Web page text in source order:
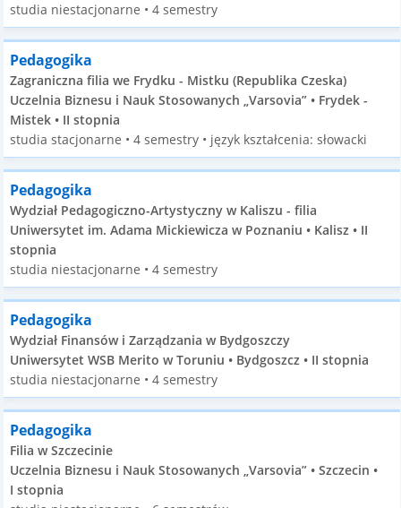
studia niestacjonarne • 4 semestry
Pedagogika
Zagraniczna filia we Frydku - Mistku (Republika Czeska)
Uczelnia Biznesu i Nauk Stosowanych „Varsovia” • Frydek -
Mistek • II stopnia
studia stacjonarne • 4 semestry • język kształcenia: słowacki
Pedagogika
Wydział Pedagogiczno-Artystyczny w Kaliszu - filia
Uniwersytet im. Adama Mickiewicza w Poznaniu • Kalisz • II
stopnia
studia niestacjonarne • 4 semestry
Pedagogika
Wydział Finansów i Zarządzania w Bydgoszczy
Uniwersytet WSB Merito w Toruniu • Bydgoszcz • II stopnia
studia niestacjonarne • 4 semestry
Pedagogika
Filia w Szczecinie
Uczelnia Biznesu i Nauk Stosowanych „Varsovia” • Szczecin •
I stopnia